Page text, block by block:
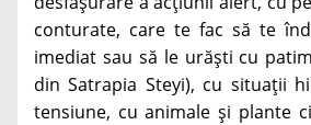
conturate, care te fac să te
imediat sau să le urăști cu
din Satrapia Steyi), cu situații
tensiune, cu animale și plante